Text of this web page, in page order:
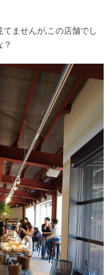
ませんが,この店舗でし
？